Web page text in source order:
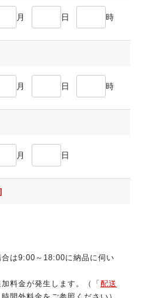
月 日 時
月 日 時
月 日
は9:00～18:00に納品に伺い
料金が発生します。（「 配送